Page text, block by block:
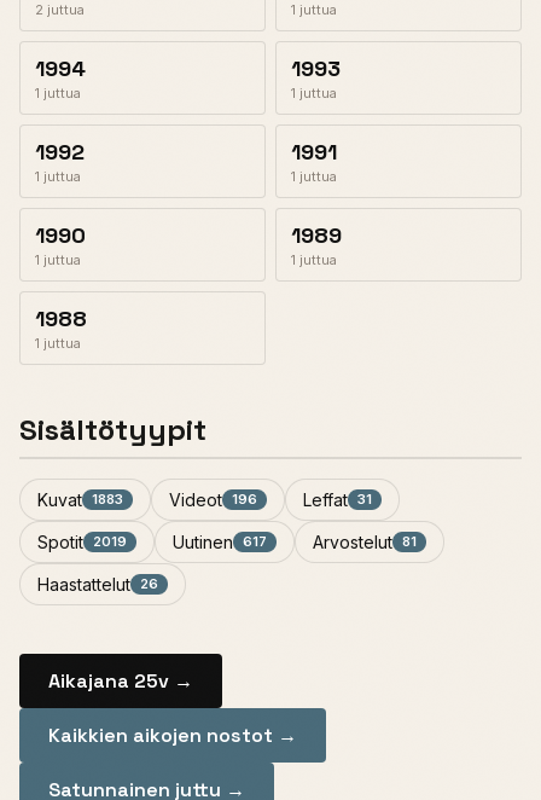
2 juttua 1 juttua
1994
1 juttua
1993
1 juttua
1992
1 juttua
1991
1 juttua
1990
1 juttua
1989
1 juttua
1988
1 juttua
Sisältötyypit
Kuvat 1883 Videot 196 Leffat 31
Spotit 2019 Uutinen 617 Arvostelut 81
Haastattelut 26
Aikajana 25v →
Kaikkien aikojen nostot →
Satunnainen juttu →